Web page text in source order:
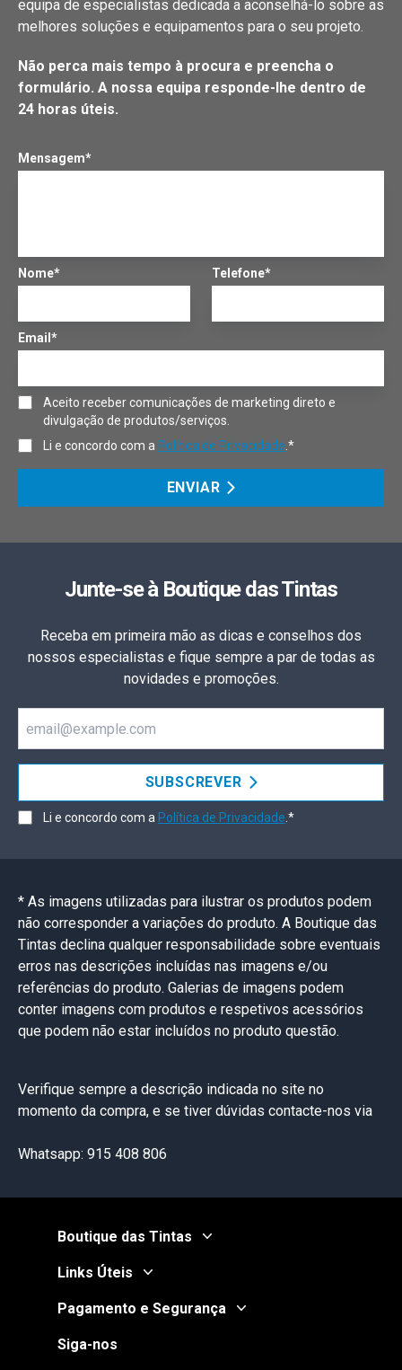
equipa de especialistas dedicada a aconselhá-lo sobre as
melhores soluções e equipamentos para o seu projeto.
Não perca mais tempo à procura e preencha o
formulário. A nossa equipa responde-lhe dentro de
24 horas úteis.
Mensagem*
Nome* Telefone*
Email*
Aceito receber comunicações de marketing direto e
divulgação de produtos/serviços.
Li e concordo com a Política de Privacidade .*
ENVIAR
Junte-se à Boutique das Tintas
Receba em primeira mão as dicas e conselhos dos
nossos especialistas e fique sempre a par de todas as
novidades e promoções.
SUBSCREVER
Li e concordo com a Política de Privacidade .*
* As imagens utilizadas para ilustrar os produtos podem
não corresponder a variações do produto. A Boutique das
Tintas declina qualquer responsabilidade sobre eventuais
erros nas descrições incluídas nas imagens e/ou
referências do produto. Galerias de imagens podem
conter imagens com produtos e respetivos acessórios
que podem não estar incluídos no produto questão.
Verifique sempre a descrição indicada no site no
momento da compra, e se tiver dúvidas contacte-nos via
Whatsapp: 915 408 806
Boutique das Tintas
Links Úteis
Pagamento e Segurança
Siga-nos